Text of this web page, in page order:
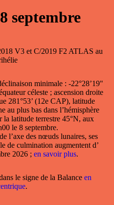
septembre
V3 et C/2019 F2 ATLAS au
minimale : -22°28’19"
céleste ; ascension droite
281°53’ (12e CAP), latitude
au plus bas dans l’hémisphère
la latitude terrestre 45°N, aux
le 8 septembre.
l’axe des nœuds lunaires, ses
de culmination augmentent d’
2026 ; en savoir plus.
le signe de la Balance en
.